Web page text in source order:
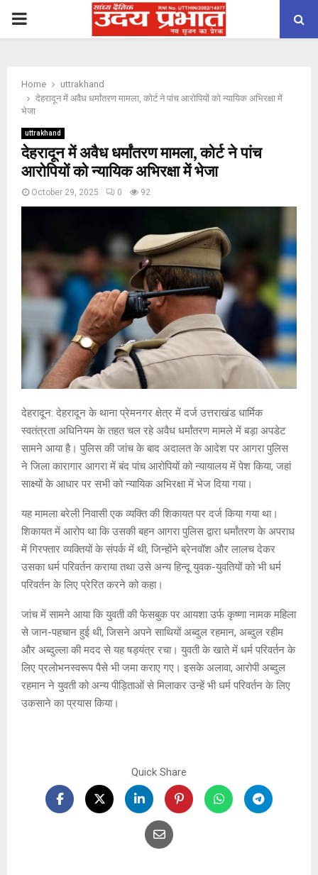
PRIMARY
Home
uttrakhand
देहरादून में अवैध धर्मांतरण मामला, कोर्ट ने पांच आरोपियों को न्यायिक अभिरक्षा में
भेजा
uttrakhand
देहरादून में अवैध धर्मांतरण मामला, कोर्ट ने पांच
आरोपियों को न्यायिक अभिरक्षा में भेजा
October 29, 2025 0 92
देहरादून: देहरादून के थाना प्रेमनगर क्षेत्र में दर्ज उत्तराखंड धार्मिक
स्वतंत्रता अधिनियम के तहत चल रहे अवैध धर्मांतरण मामले में बड़ा अपडेट
सामने आया है। पुलिस की जांच के बाद अदालत के आदेश पर आगरा पुलिस
ने जिला कारागार आगरा में बंद पांच आरोपियों को न्यायालय में पेश किया, जहां
साक्ष्यों के आधार पर सभी को न्यायिक अभिरक्षा में भेज दिया गया।
यह मामला बरेली निवासी एक व्यक्ति की शिकायत पर दर्ज किया गया था।
शिकायत में आरोप था कि उसकी बहन आगरा पुलिस द्वारा धर्मांतरण के अपराध
में गिरफ्तार व्यक्तियों के संपर्क में थी, जिन्होंने ब्रेनवॉश और लालच देकर
उसका धर्म परिवर्तन कराया तथा उसे अन्य हिन्दू युवक-युवतियों को भी धर्म
परिवर्तन के लिए प्रेरित करने को कहा।
जांच में सामने आया कि युवती की फेसबुक पर आयशा उर्फ कृष्णा नामक महिला
से जान-पहचान हुई थी, जिसने अपने साथियों अब्दुल रहमान, अब्दुल रहीम
और अब्दुल्ला की मदद से यह षड्यंत्र रचा। युवती के खाते में धर्म परिवर्तन के
लिए प्रलोभनस्वरूप पैसे भी जमा कराए गए। इसके अलावा, आरोपी अब्दुल
रहमान ने युवती को अन्य पीड़िताओं से मिलाकर उन्हें भी धर्म परिवर्तन के लिए
उकसाने का प्रयास किया।
Quick Share